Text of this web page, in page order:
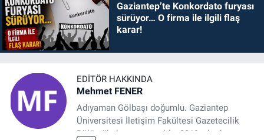
Gaziantep’te Konkordato furyası
sürüyor… O firma ile ilgili flaş
karar!
EDITÖR HAKKINDA
Mehmet FENER
Adıyaman Gölbaşı doğumlu. Gaziantep
Üniversitesi İletişim Fakültesi Gazetecilik
Bölümü’nden mezun oldu. 2019 yılında